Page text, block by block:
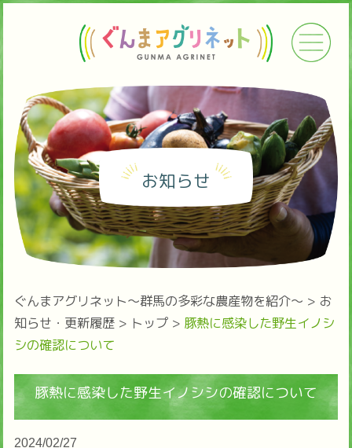
お知らせ
ぐんまアグリネット～群馬の多彩な農産物を紹介～ > お
知らせ・更新履歴> トップ> 豚熱に感染した野生イノシ
シの確認について
豚熱に感染した野生イノシシの確認について
2024/02/27